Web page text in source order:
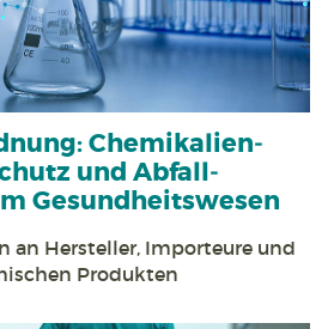
Chemikalien­
und Abfall­
Gesundheits­wesen
an Hersteller, Importeure und
Produkten